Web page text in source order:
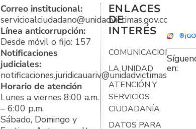
Correo institucional:
servicioalciudadano@unidadvictimas.gov.co
Línea anticorrupción:
Desde móvil o fijo: 157
Notificaciones
judiciales:
notificaciones.juridicauariv@unidadvictimas.gov.co
Horario de atención
Lunes a viernes 8:00 a.m.
– 6:00 p.m.
Sábado, Domingo y
ENLACES
DE
INTERÉS
COMUNICACIONES
LA UNIDAD
ATENCIÓN Y
SERVICIOS
CIUDADANÍA
DATOS PARA
en: